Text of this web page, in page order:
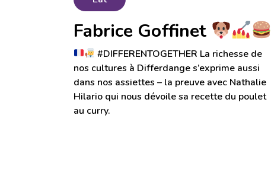
Fabrice Goffinet
#DIFFERENTOGETHER La richesse de
nos cultures à Differdange s’exprime aussi
dans nos assiettes – la preuve avec Nathalie
Hilario qui nous dévoile sa recette du poulet
au curry.